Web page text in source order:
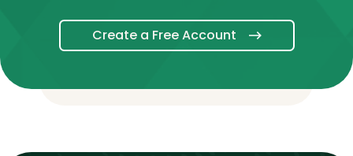
Create a Free Account